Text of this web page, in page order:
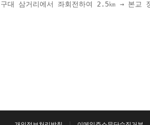
대 삼거리에서 좌회전하여 2.5㎞ → 본교